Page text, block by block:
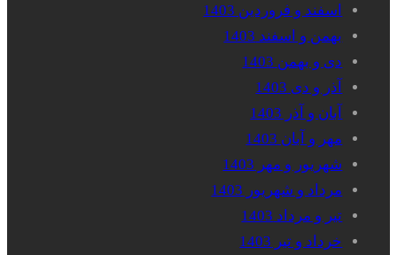
اسفند و فروردین 1403
بهمن و اسفند 1403
دی و بهمن 1403
آذر و دی 1403
آبان و آذر 1403
مهر و آبان 1403
شهریور و مهر 1403
مرداد و شهریور 1403
تیر و مرداد 1403
خرداد و تیر 1403